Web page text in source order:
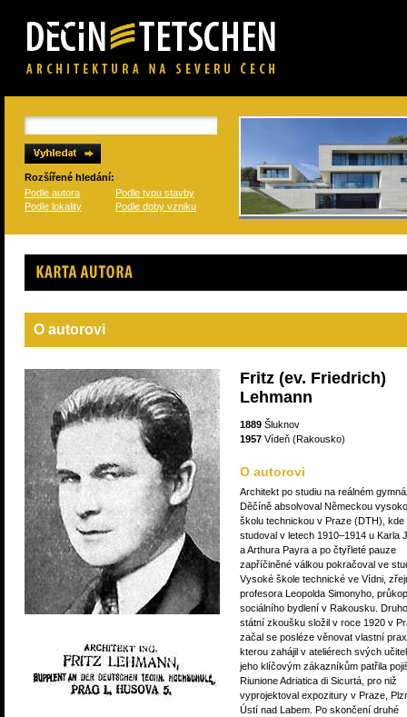
Rozšířené hledání:
Podle autora
Podle typu stavby
Podle lokality
Podle doby vzniku
Karta autora
O autorovi
Fritz (ev. Friedrich)
Lehmann
1889 Šluknov
1957 Vídeň (Rakousko)
O autorovi
Architekt po studiu na reálném
Děčíně absolvoval Německou
školu technickou v Praze (DTH), kde
studoval v letech 1910–1914 u Karla
a Arthura Payra a po čtyřleté pauze
zapříčiněné válkou pokračoval ve
Vysoké škole technické ve Vídni,
profesora Leopolda Simonyho,
sociálního bydlení v Rakousku.
státní zkoušku složil v roce 1920 v
začal se posléze věnovat vlastní
kterou zahájil v ateliérech svých
jeho klíčovým zákazníkům patřila
Riunione Adriatica di Sicurtá, pro niž
vyprojektoval expozitury v Praze,
Ústí nad Labem. Po skončení druhé